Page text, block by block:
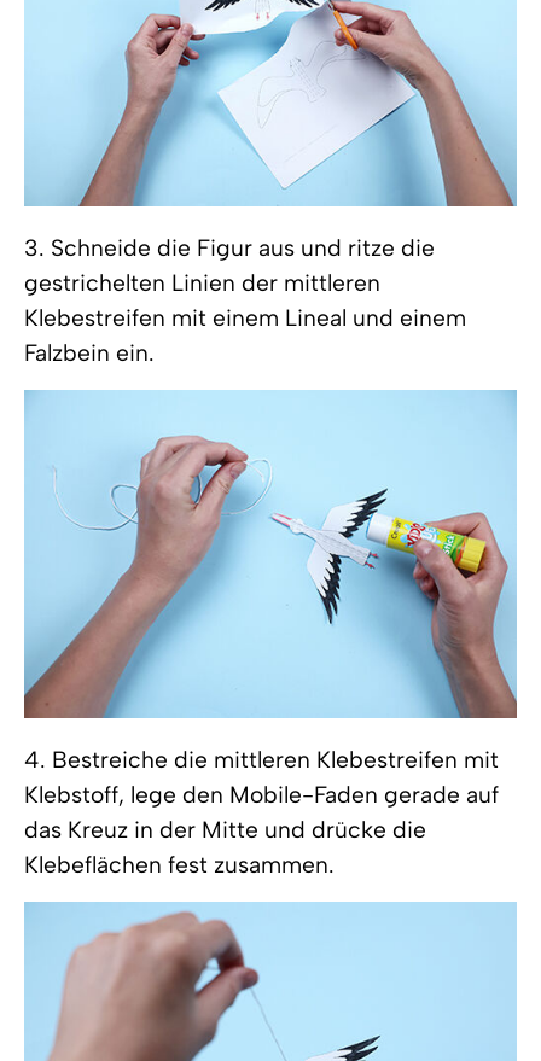
3. Schneide die Figur aus und ritze die
gestrichelten Linien der mittleren
Klebestreifen mit einem Lineal und einem
Falzbein ein.
4. Bestreiche die mittleren Klebestreifen mit
Klebstoff, lege den Mobile-Faden gerade auf
das Kreuz in der Mitte und drücke die
Klebeflächen fest zusammen.